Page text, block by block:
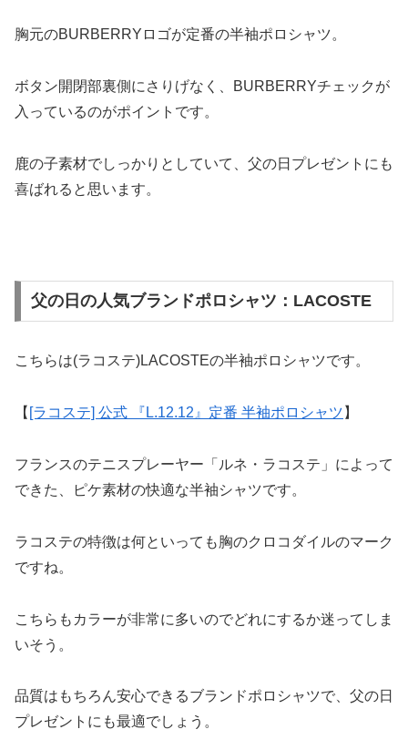
胸元のBURBERRYロゴが定番の半袖ポロシャツ。
ボタン開閉部裏側にさりげなく、BURBERRYチェックが
入っているのがポイントです。
鹿の子素材でしっかりとしていて、父の日プレゼントにも
喜ばれると思います。
父の日の人気ブランドポロシャツ：LACOSTE
こちらは(ラコステ)LACOSTEの半袖ポロシャツです。
【 [ラコステ] 公式 『L.12.12』定番 半袖ポロシャツ 】
フランスのテニスプレーヤー「ルネ・ラコステ」によって
できた、ピケ素材の快適な半袖シャツです。
ラコステの特徴は何といっても胸のクロコダイルのマーク
ですね。
こちらもカラーが非常に多いのでどれにするか迷ってしま
いそう。
品質はもちろん安心できるブランドポロシャツで、父の日
プレゼントにも最適でしょう。